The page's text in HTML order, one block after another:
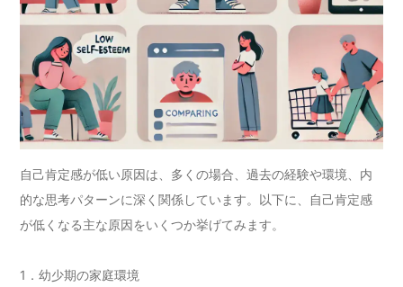
自己肯定感が低い原因は、多くの場合、過去の経験や環境、内
的な思考パターンに深く関係しています。以下に、自己肯定感
が低くなる主な原因をいくつか挙げてみます。
1．幼少期の家庭環境